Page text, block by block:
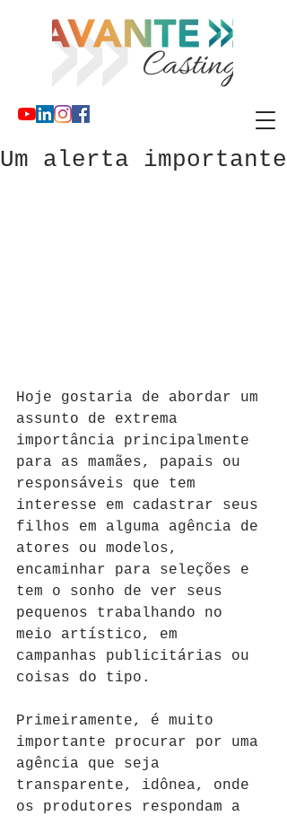
Um alerta importante
Hoje gostaria de abordar um
assunto de extrema
importância principalmente
para as mamães, papais ou
responsáveis que tem
interesse em cadastrar seus
filhos em alguma agência de
atores ou modelos,
encaminhar para seleções e
tem o sonho de ver seus
pequenos trabalhando no
meio artístico, em
campanhas publicitárias ou
coisas do tipo.
Primeiramente, é muito
importante procurar por uma
agência que seja
transparente, idônea, onde
os produtores respondam a